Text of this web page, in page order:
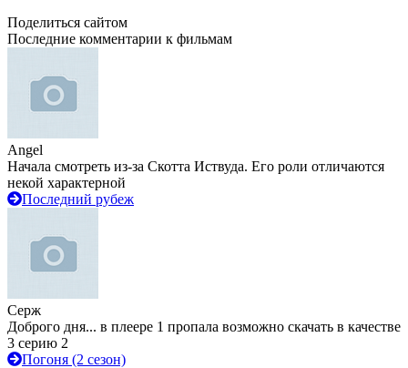
Поделиться сайтом
Последние комментарии к фильмам
Angel
Начала смотреть из-за Скотта Иствуда. Его роли отличаются
некой характерной
Последний рубеж
Серж
Доброго дня... в плеере 1 пропала возможно скачать в качестве
3 серию 2
Погоня (2 сезон)